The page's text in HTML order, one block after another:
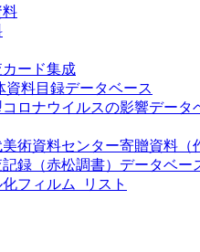
料
ード集成
資料目録データベース
ロナウイルスの影響データ
術資料センター寄贈資料（
録（赤松調書）データベー
フィルム_リスト